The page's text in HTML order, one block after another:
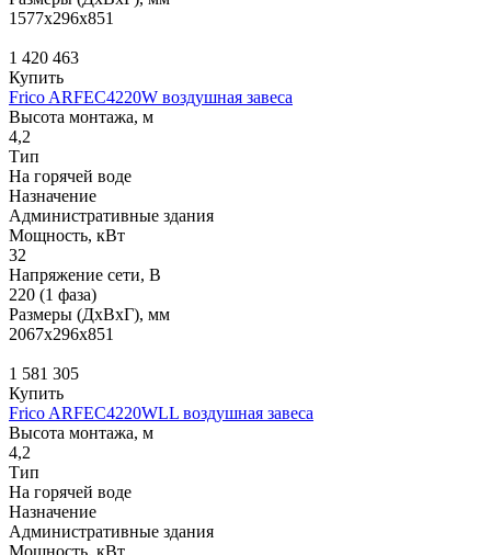
1577x296x851
1 420 463
Купить
Frico ARFEC4220W воздушная завеса
Высота монтажа, м
4,2
Тип
На горячей воде
Назначение
Административные здания
Мощность, кВт
32
Напряжение сети, В
220 (1 фаза)
Размеры (ДхВхГ), мм
2067x296x851
1 581 305
Купить
Frico ARFEC4220WLL воздушная завеса
Высота монтажа, м
4,2
Тип
На горячей воде
Назначение
Административные здания
Мощность, кВт